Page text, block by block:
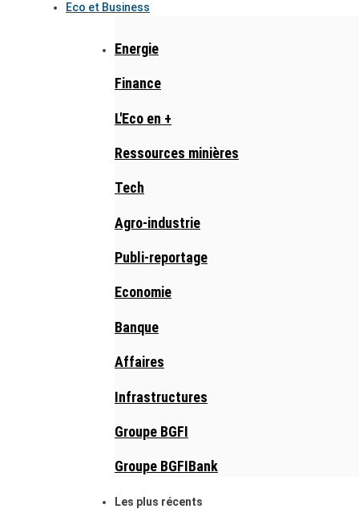
Eco et Business
Energie
Finance
L'Eco en +
Ressources minières
Tech
Agro-industrie
Publi-reportage
Economie
Banque
Affaires
Infrastructures
Groupe BGFI
Groupe BGFIBank
Les plus récents